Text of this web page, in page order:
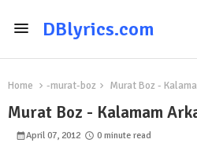
DBlyrics.com
Home -murat-boz Murat Boz -
Murat Boz - Kalamam
April 07, 2012 0 minute read